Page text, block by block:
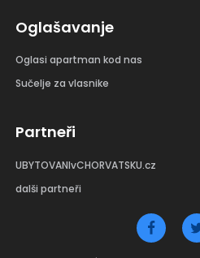
Oglašavanje
Oglasi apartman kod nas
Sučelje za vlasnike
Partneři
UBYTOVANIvCHORVATSKU.cz
dalši partneři